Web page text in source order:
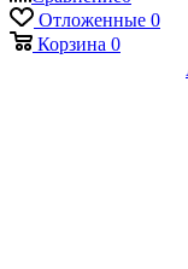
Отложенные 0
Корзина 0